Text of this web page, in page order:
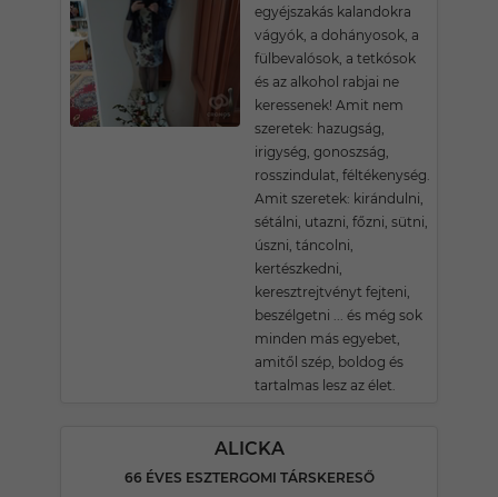
egyéjszakás kalandokra
vágyók, a dohányosok, a
fülbevalósok, a tetkósok
és az alkohol rabjai ne
keressenek! Amit nem
szeretek: hazugság,
irigység, gonoszság,
rosszindulat, féltékenység.
Amit szeretek: kirándulni,
sétálni, utazni, főzni, sütni,
úszni, táncolni,
kertészkedni,
keresztrejtvényt fejteni,
beszélgetni ... és még sok
minden más egyebet,
amitől szép, boldog és
tartalmas lesz az élet.
ALICKA
66 ÉVES ESZTERGOMI TÁRSKERESŐ